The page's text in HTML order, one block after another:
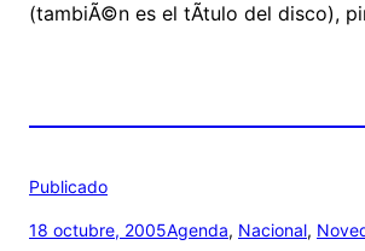
(tambiÃ©n es el tÃ­tulo del disco),
Publicado
18 octubre, 2005Agenda, Nacional,